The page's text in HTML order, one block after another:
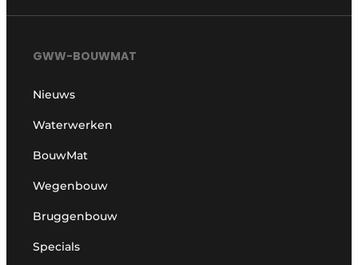
GWW-BOUWMAT
Nieuws
Waterwerken
BouwMat
Wegenbouw
Bruggenbouw
Specials